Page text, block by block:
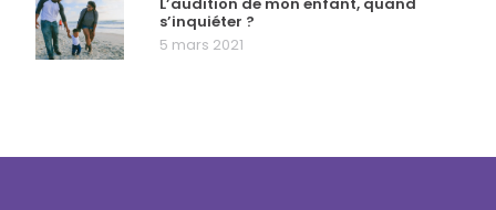
s’inquiéter ?
5 mars 2021